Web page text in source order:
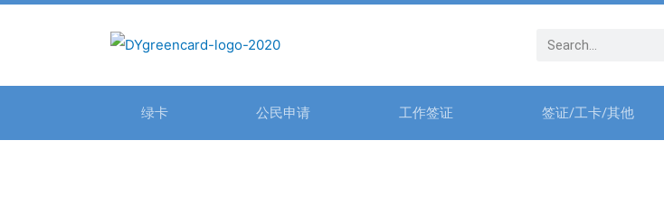
绿卡 公民申请 工作签证 签证/工卡/其他